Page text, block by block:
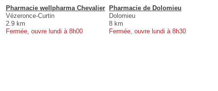
Pharmacie wellpharma Chevalier
Vézeronce-Curtin
2.9 km
Fermée, ouvre lundi à 8h00
Pharmacie de Dolomieu
Dolomieu
8 km
Fermée, ouvre lundi à 8h30